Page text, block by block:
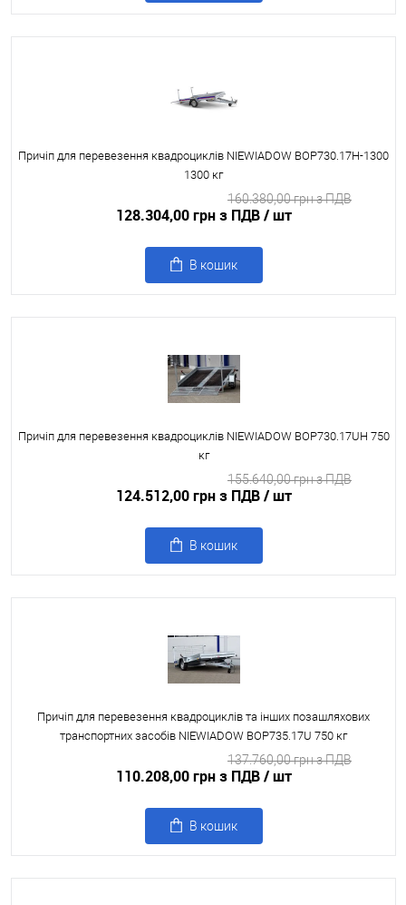
Причіп для перевезення квадроциклів NIEWIADOW BOP730.17H-1300
1300 кг
128.304,00 грн з ПДВ/ шт
160.380,00 грн з ПДВ
В кошик
Причіп для перевезення квадроциклів NIEWIADOW BOP730.17UH 750
кг
124.512,00 грн з ПДВ/ шт
155.640,00 грн з ПДВ
В кошик
Причіп для перевезення квадроциклів та інших позашляхових
транспортних засобів NIEWIADOW BOP735.17U 750 кг
110.208,00 грн з ПДВ/ шт
137.760,00 грн з ПДВ
В кошик